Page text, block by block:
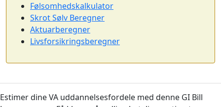
Følsomhedskalkulator
Skrot Sølv Beregner
Aktuarberegner
Livsforsikringsberegner
Estimer dine VA uddannelsesfordele med denne GI Bill